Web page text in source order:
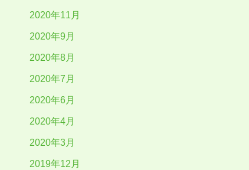
2020年11月
2020年9月
2020年8月
2020年7月
2020年6月
2020年4月
2020年3月
2019年12月